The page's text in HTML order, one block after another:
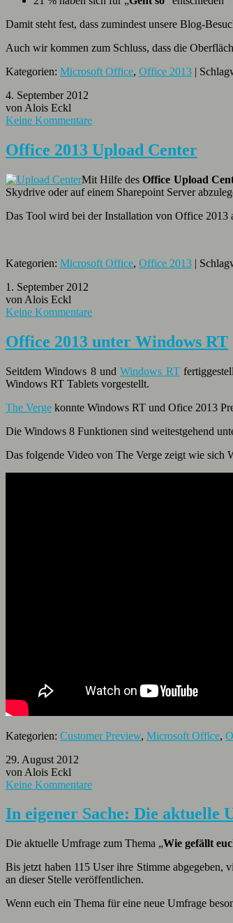
Damit steht fest, dass zumindest unsere Blog-
Auch wir kommen zum Schluss, dass die
Kategorien: Microsoft Office, Office 2013 |
4. September 2012
von Alois Eckl
Keine Kommentare
Office 2013 Upload Center
Mit Hilfe desOffice Upload
Skydrive oder auf einem Sharepoint Server
Das Tool wird bei der Installation von Office 2013
Kategorien: Microsoft Office, Office 2013 |
1. September 2012
von Alois Eckl
Keine Kommentare
Office 2013 unter Windows RT
Seitdem Windows 8 undWindows RT
Windows RT Tablets vorgestellt.
The Verge konnte Windows RT und Ofice 2013
Die Windows 8 Funktionen sind weitestgehend
Das folgende Video von The Verge zeigt wie sich
Kategorien: Customer Preview, Microsoft Office,
29. August 2012
von Alois Eckl
Keine Kommentare
In eigener Sache: Die aktuelle
Die aktuelle Umfrage zum Thema „Wie gefällt
Bis jetzt haben 115 User ihre Stimme abgegeben,
an dieser Stelle veröffentlichen.
Wenn euch ein Thema für eine neue Umfrage